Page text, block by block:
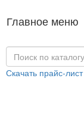
Главное меню
Скачать прайс-лист